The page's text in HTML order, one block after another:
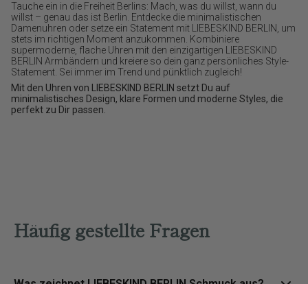
Tauche ein in die Freiheit Berlins: Mach, was du willst, wann du
willst – genau das ist Berlin. Entdecke die minimalistischen
Damenuhren oder setze ein Statement mit LIEBESKIND BERLIN, um
stets im richtigen Moment anzukommen. Kombiniere
supermoderne, flache Uhren mit den einzigartigen LIEBESKIND
BERLIN Armbändern und kreiere so dein ganz persönliches Style-
Statement. Sei immer im Trend und pünktlich zugleich!
Mit den Uhren von LIEBESKIND BERLIN setzt Du auf
minimalistisches Design, klare Formen und moderne Styles, die
perfekt zu Dir passen.
Häufig gestellte Fragen